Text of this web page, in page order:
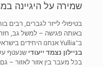
שמירה על היגיינה
בטיפולי לייזר לגברים, רבים
באותה פגישה – למשל גב, חזה
ב־Yullia אנחנו היחידים בישראל שמקפידים על שימוש
בניילון נצמד ייעודי שנעטף
בכל מעבר בין אזור לאזור – גם